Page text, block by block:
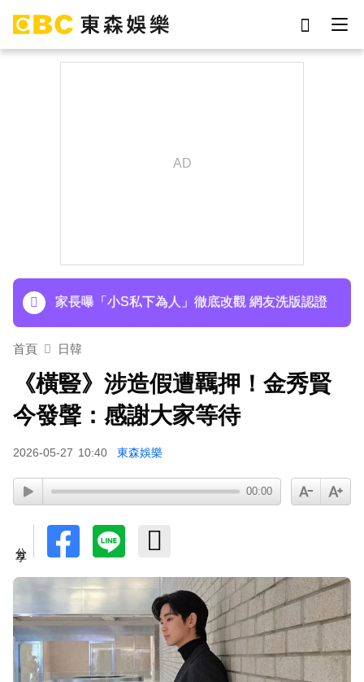
下載東森App，隨時掌握天下大小事！
下載東森App，隨時掌握天下大小事！
寬魚營收衰退 「點名王心凌、楊丞琳」網笑翻：
首頁 日韓
《橫豎》涉造假遭羈押！金秀賢
今發聲：感謝大家等待
2026-05-27 10:40 東森娛樂
00:00